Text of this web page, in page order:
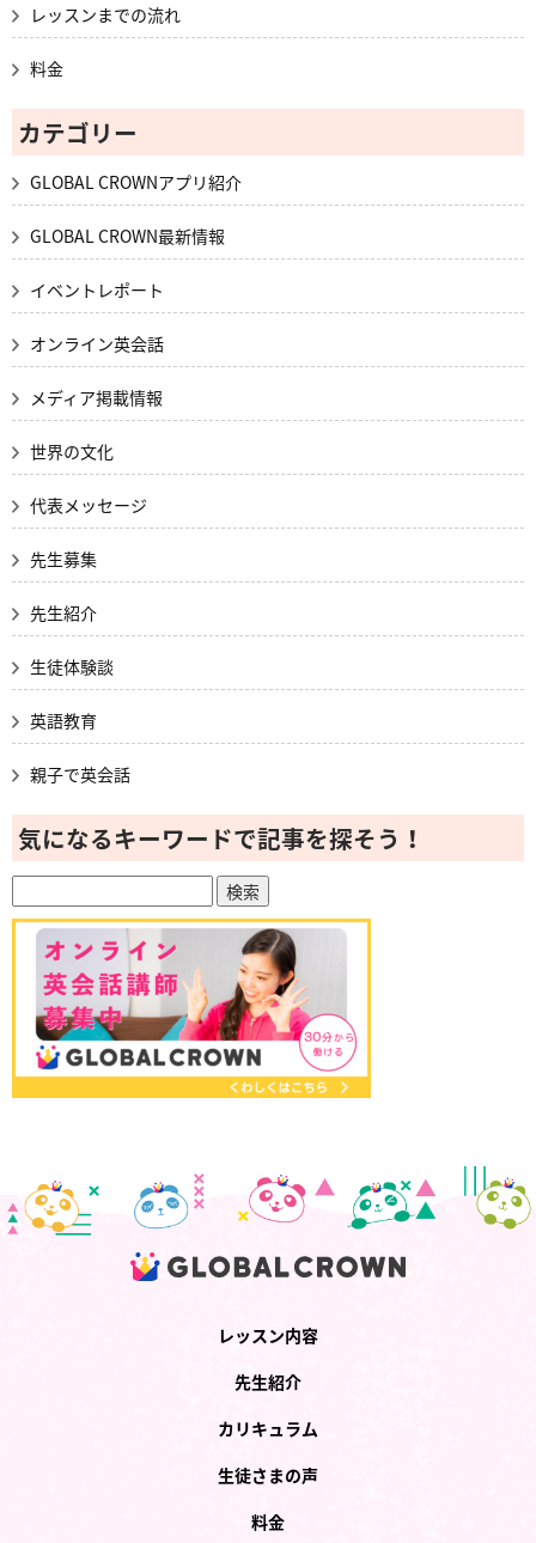
レッスンまでの流れ
料金
カテゴリー
GLOBAL CROWNアプリ紹介
GLOBAL CROWN最新情報
イベントレポート
オンライン英会話
メディア掲載情報
世界の文化
代表メッセージ
先生募集
先生紹介
生徒体験談
英語教育
親子で英会話
気になるキーワードで記事を探そう！
レッスン内容
先生紹介
カリキュラム
生徒さまの声
料金